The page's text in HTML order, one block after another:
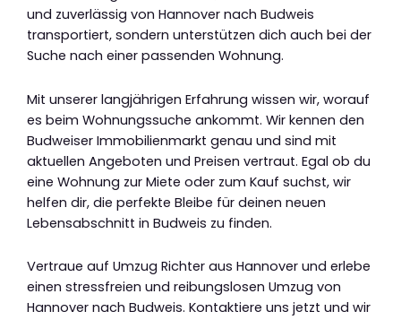
und zuverlässig von Hannover nach Budweis
transportiert, sondern unterstützen dich auch bei der
Suche nach einer passenden Wohnung.
Mit unserer langjährigen Erfahrung wissen wir, worauf
es beim Wohnungssuche ankommt. Wir kennen den
Budweiser Immobilienmarkt genau und sind mit
aktuellen Angeboten und Preisen vertraut. Egal ob du
eine Wohnung zur Miete oder zum Kauf suchst, wir
helfen dir, die perfekte Bleibe für deinen neuen
Lebensabschnitt in Budweis zu finden.
Vertraue auf Umzug Richter aus Hannover und erlebe
einen stressfreien und reibungslosen Umzug von
Hannover nach Budweis. Kontaktiere uns jetzt und wir